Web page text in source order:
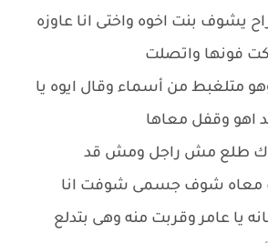
يشوف بنت اخوه واختى انا عاوزه
فونها واتصلت
متلغبط من أسماء وقال ايوه يا
اهو وقفل معاها
طلع مش راجل ومش قد
معاه شوف جسمى شوفت انا
يا عامر وقربت منه وهى بتدلع